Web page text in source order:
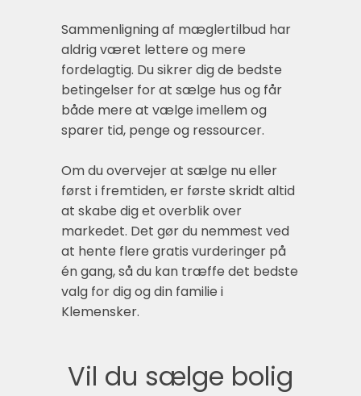
Sammenligning af mæglertilbud har
aldrig været lettere og mere
fordelagtig. Du sikrer dig de bedste
betingelser for at sælge hus og får
både mere at vælge imellem og
sparer tid, penge og ressourcer.
Om du overvejer at sælge nu eller
først i fremtiden, er første skridt altid
at skabe dig et overblik over
markedet. Det gør du nemmest ved
at hente flere gratis vurderinger på
én gang, så du kan træffe det bedste
valg for dig og din familie i
Klemensker.
Vil du sælge bolig